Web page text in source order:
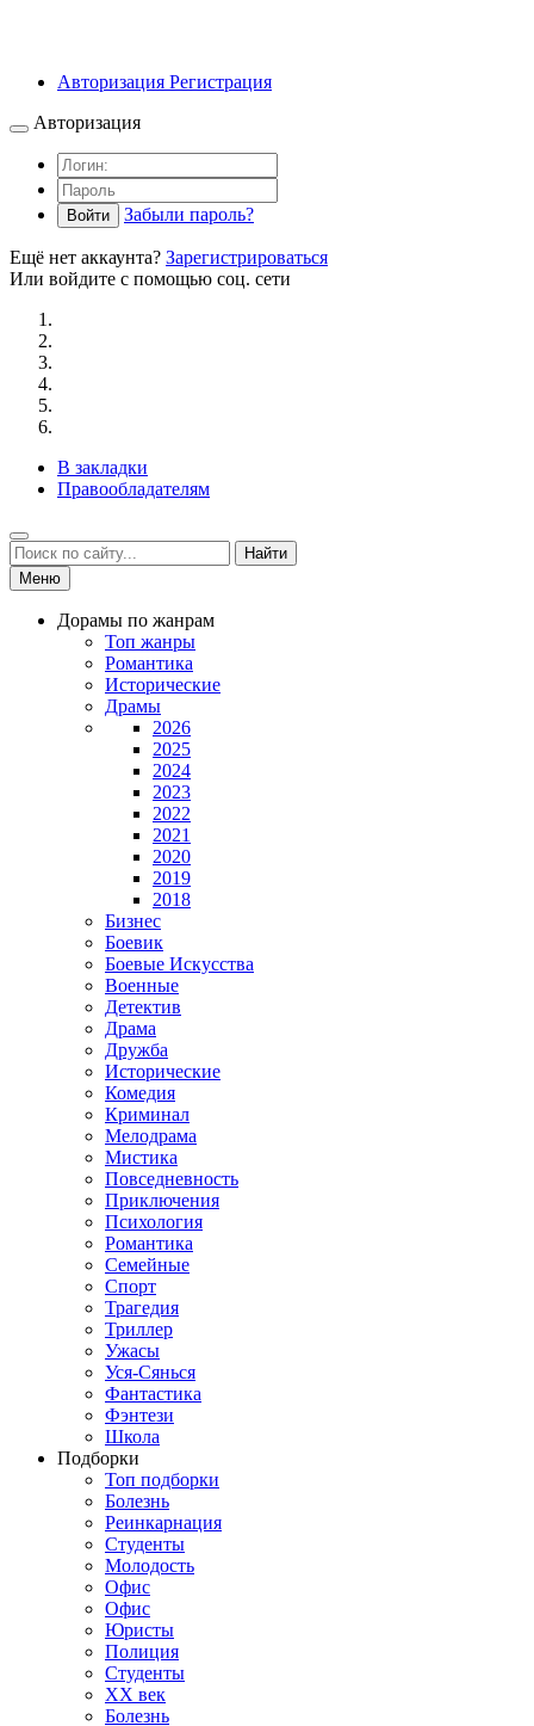
Авторизация Регистрация
Авторизация
Войти Забыли пароль?
Ещё нет аккаунта? Зарегистрироваться
Или войдите с помощью соц. сети
В закладки
Правообладателям
Найти
Меню
Дорамы по жанрам
Топ жанры
Романтика
Исторические
Драмы
2026
2025
2024
2023
2022
2021
2020
2019
2018
Бизнес
Боевик
Боевые Искусства
Военные
Детектив
Драма
Дружба
Исторические
Комедия
Криминал
Мелодрама
Мистика
Повседневность
Приключения
Психология
Романтика
Семейные
Спорт
Трагедия
Триллер
Ужасы
Уся-Сянься
Фантастика
Фэнтези
Школа
Подборки
Топ подборки
Болезнь
Реинкарнация
Студенты
Молодость
Офис
Офис
Юристы
Полиция
Студенты
ХХ век
Болезнь